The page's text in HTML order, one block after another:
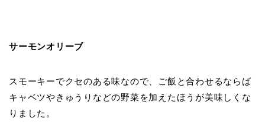
サーモンオリーブ
スモーキーでクセのある味なので、ご飯と合わせるならば
キャベツやきゅうりなどの野菜を加えたほうが美味しくな
りました。